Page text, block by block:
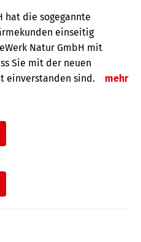
hat die sogegannte
einseitig
Natur GmbH mit
Sie mit der neuen
einverstanden sind.
mehr